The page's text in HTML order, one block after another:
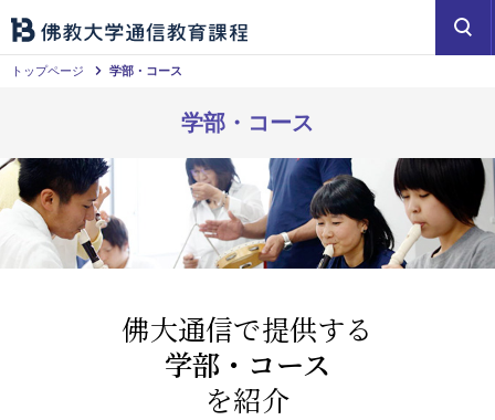
トップページ 学部・コース
学部・コース
佛大通信で提供する
学部・コース
を紹介